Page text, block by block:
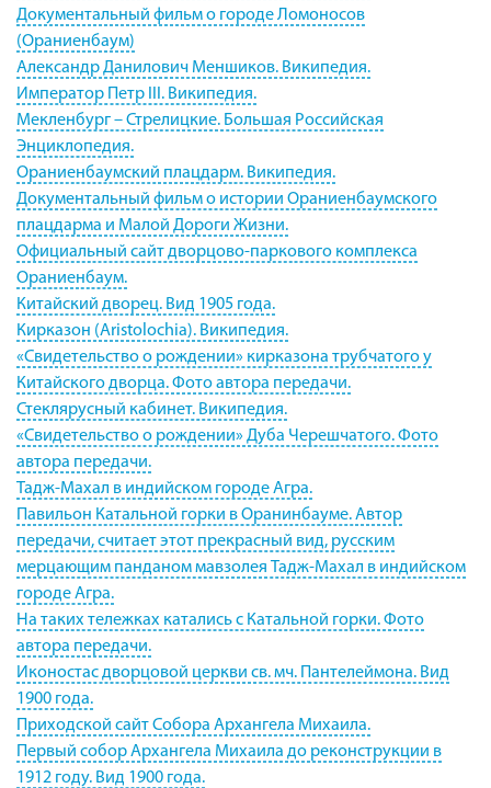
Документальный фильм о городе Ломоносов
(Ораниенбаум)
Александр Данилович Меншиков. Википедия.
Император Петр III. Википедия.
Мекленбург – Стрелицкие. Большая Российская
Энциклопедия.
Ораниенбаумский плацдарм. Википедия.
Документальный фильм о истории Ораниенбаумского
плацдарма и Малой Дороги Жизни.
Официальный сайт дворцово-паркового комплекса
Ораниенбаум.
Китайский дворец. Вид 1905 года.
Кирказон (Aristolochia). Википедия.
«Свидетельство о рождении» кирказона трубчатого у
Китайского дворца. Фото автора передачи.
Стеклярусный кабинет. Википедия.
«Свидетельство о рождении» Дуба Черешчатого. Фото
автора передачи.
Тадж-Махал в индийском городе Агра.
Павильон Катальной горки в Оранинбауме. Автор
передачи, считает этот прекрасный вид, русским
мерцающим панданом мавзолея Тадж-Махал в индийском
городе Агра.
На таких тележках катались с Катальной горки. Фото
автора передачи.
Иконостас дворцовой церкви св. мч. Пантелеймона. Вид
1900 года.
Приходской сайт Собора Архангела Михаила.
Первый собор Архангела Михаила до реконструкции в
1912 году. Вид 1900 года.